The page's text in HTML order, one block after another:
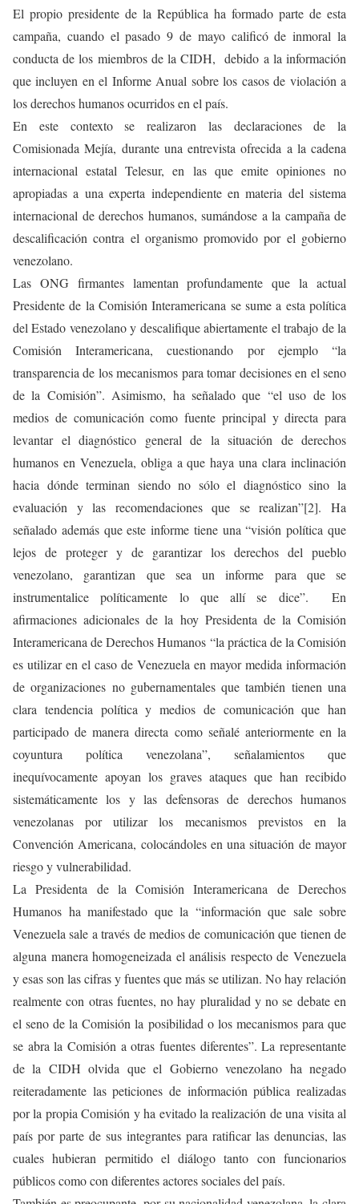
El propio presidente de la República ha formado parte de esta
campaña, cuando el pasado 9 de mayo calificó de inmoral la
conducta de los miembros de la CIDH, debido a la información
que incluyen en el Informe Anual sobre los casos de violación a
los derechos humanos ocurridos en el país.
En este contexto se realizaron las declaraciones de la
Comisionada Mejía, durante una entrevista ofrecida a la cadena
internacional estatal Telesur, en las que emite opiniones no
apropiadas a una experta independiente en materia del sistema
internacional de derechos humanos, sumándose a la campaña de
descalificación contra el organismo promovido por el gobierno
venezolano.
Las ONG firmantes lamentan profundamente que la actual
Presidente de la Comisión Interamericana se sume a esta política
del Estado venezolano y descalifique abiertamente el trabajo de la
Comisión Interamericana, cuestionando por ejemplo “la
transparencia de los mecanismos para tomar decisiones en el seno
de la Comisión”. Asimismo, ha señalado que “el uso de los
medios de comunicación como fuente principal y directa para
levantar el diagnóstico general de la situación de derechos
humanos en Venezuela, obliga a que haya una clara inclinación
hacia dónde terminan siendo no sólo el diagnóstico sino la
evaluación y las recomendaciones que se realizan”[2]. Ha
señalado además que este informe tiene una “visión política que
lejos de proteger y de garantizar los derechos del pueblo
venezolano, garantizan que sea un informe para que se
instrumentalice políticamente lo que allí se dice”. En
afirmaciones adicionales de la hoy Presidenta de la Comisión
Interamericana de Derechos Humanos “la práctica de la Comisión
es utilizar en el caso de Venezuela en mayor medida información
de organizaciones no gubernamentales que también tienen una
clara tendencia política y medios de comunicación que han
participado de manera directa como señalé anteriormente en la
coyuntura política venezolana”, señalamientos que
inequívocamente apoyan los graves ataques que han recibido
sistemáticamente los y las defensoras de derechos humanos
venezolanas por utilizar los mecanismos previstos en la
Convención Americana, colocándoles en una situación de mayor
riesgo y vulnerabilidad.
La Presidenta de la Comisión Interamericana de Derechos
Humanos ha manifestado que la “información que sale sobre
Venezuela sale a través de medios de comunicación que tienen de
alguna manera homogeneizada el análisis respecto de Venezuela
y esas son las cifras y fuentes que más se utilizan. No hay relación
realmente con otras fuentes, no hay pluralidad y no se debate en
el seno de la Comisión la posibilidad o los mecanismos para que
se abra la Comisión a otras fuentes diferentes”. La representante
de la CIDH olvida que el Gobierno venezolano ha negado
reiteradamente las peticiones de información pública realizadas
por la propia Comisión y ha evitado la realización de una visita al
país por parte de sus integrantes para ratificar las denuncias, las
cuales hubieran permitido el diálogo tanto con funcionarios
públicos como con diferentes actores sociales del país.